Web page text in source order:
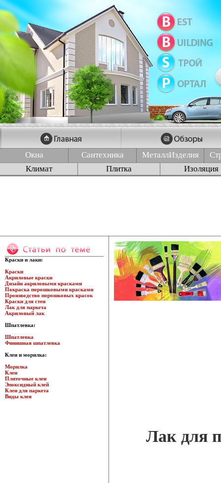
Окна Сантехника МеталлИзделия
Климат
Плитка Изоляция
Краски и лаки:
Краски
Акриловые краски
Дизайн акриловыми красками
Покраска порошковыми красками
Производство порошковых красок
Краски для стен
Лак для паркета
Акриловый лак
Шпатлевка:
Шпатлевка
Финишная шпатлевка
Клеи и морилка:
Морилка
Клеи
Плиточные клеи
Эпоксидный клей
Клеи для паркета
Виды клея
Лак для